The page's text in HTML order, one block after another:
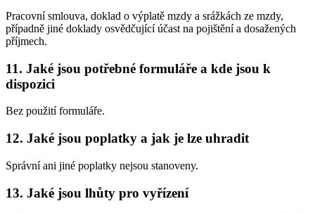
Pracovní smlouva, doklad o výplatě mzdy a srážkách ze mzdy,
případně jiné doklady osvědčující účast na pojištění a dosažených
příjmech.
11. Jaké jsou potřebné formuláře a kde jsou k
dispozici
Bez použití formuláře.
12. Jaké jsou poplatky a jak je lze uhradit
Správní ani jiné poplatky nejsou stanoveny.
13. Jaké jsou lhůty pro vyřízení